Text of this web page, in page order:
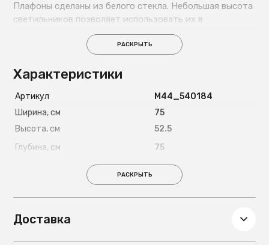
Плафоны сделаны из белого стекла. Небольшая высота
светильников позволяет использовать их в
помещениях с любой высотой.
РАСКРЫТЬ
Характеристики
Артикул
М44_540184
Ширина, см
75
Высота, см
52.5
Глубина, см
75
3.1
Гарантия
12 мес
РАСКРЫТЬ
Доставка